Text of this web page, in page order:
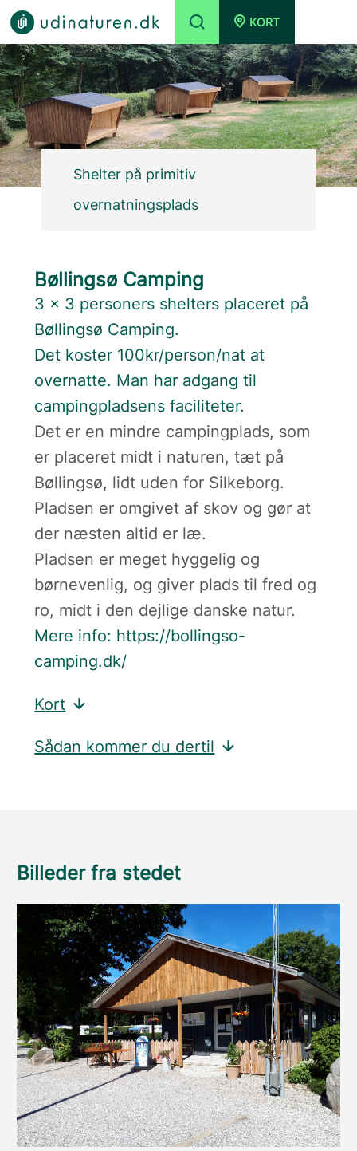
KORT
Shelter på primitiv
overnatningsplads
Bøllingsø Camping
3 x 3 personers shelters placeret på
Bøllingsø Camping.
Det koster 100kr/person/nat at
overnatte. Man har adgang til
campingpladsens faciliteter.
Det er en mindre campingplads, som
er placeret midt i naturen, tæt på
Bøllingsø, lidt uden for Silkeborg.
Pladsen er omgivet af skov og gør at
der næsten altid er læ.
Pladsen er meget hyggelig og
børnevenlig, og giver plads til fred og
ro, midt i den dejlige danske natur.
Mere info: https://bollingso-
camping.dk/
Kort
Sådan kommer du dertil
Billeder fra stedet